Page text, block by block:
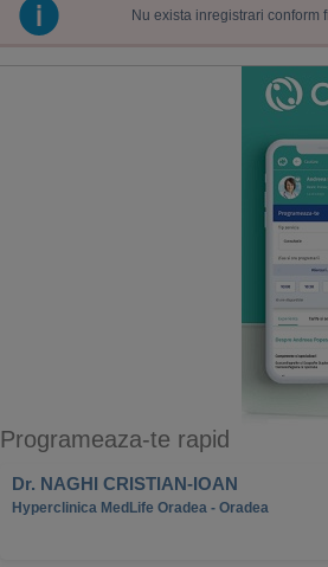
Nu exista inregistrari
Programeaza-te rapid
Dr. NAGHI CRISTIAN-IOAN
Hyperclinica MedLife Oradea - Oradea